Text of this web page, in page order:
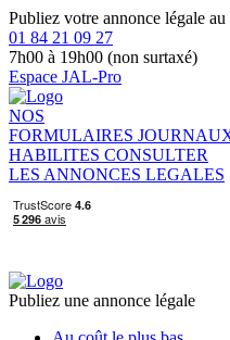
Publiez votre annonce légale
01 84 21 09 27
7h00 à 19h00 (non surtaxé)
Espace JAL-Pro
NOS
FORMULAIRES
HABILITES CONSULTER
LES ANNONCES LEGALES
Publiez une annonce légale